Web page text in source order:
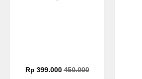
Rp 399.000450.000